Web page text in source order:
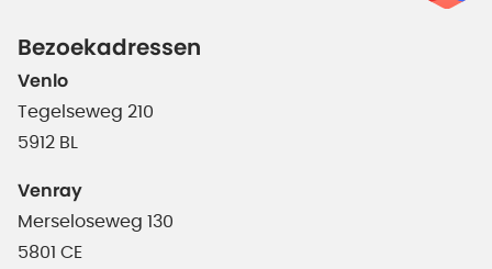
Bezoekadressen
Venlo
Tegelseweg 210
5912 BL
Venray
Merseloseweg 130
5801 CE